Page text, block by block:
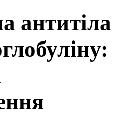
антитіла